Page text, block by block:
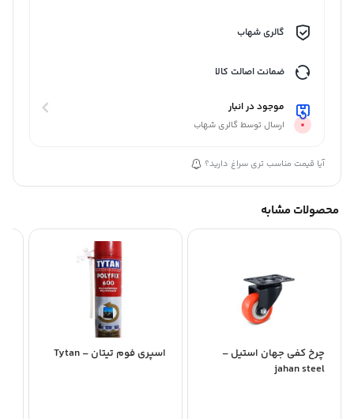
گالری شهاب
ضمانت اصالت کالا
موجود در انبار
ارسال توسط گالری شهاب
آیا قیمت مناسب تری سراغ دارید؟
محصولات مشابه
چرخ کفی جهان استیل –
jahan steel
اسپری فوم تیتان – Tytan